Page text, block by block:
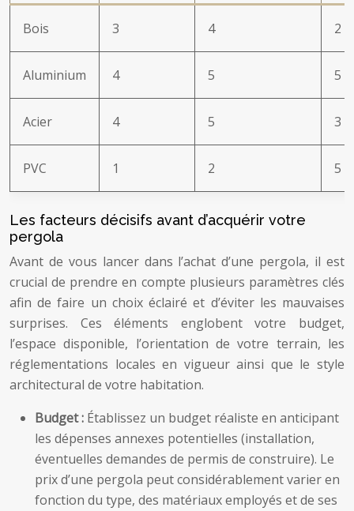
Bois 3 4 2
Aluminium 4 5 5
Acier 4 5 3
PVC 1 2 5
Les facteurs décisifs avant d’acquérir votre
pergola
Avant de vous lancer dans l’achat d’une pergola, il est
crucial de prendre en compte plusieurs paramètres clés
afin de faire un choix éclairé et d’éviter les mauvaises
surprises. Ces éléments englobent votre budget,
l’espace disponible, l’orientation de votre terrain, les
réglementations locales en vigueur ainsi que le style
architectural de votre habitation.
Budget : Établissez un budget réaliste en anticipant
les dépenses annexes potentielles (installation,
éventuelles demandes de permis de construire). Le
prix d’une pergola peut considérablement varier en
fonction du type, des matériaux employés et de ses